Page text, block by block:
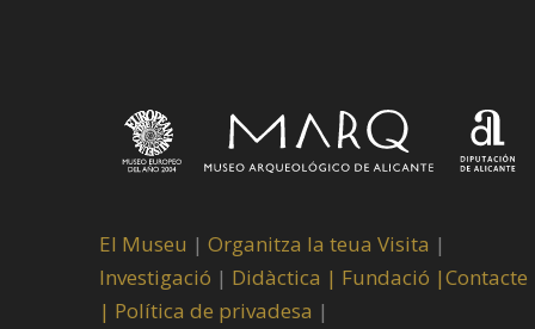
El Museu | Organitza la teua Visita |
Investigació | Didàctica | Fundació |Contacte
| Política de privadesa |